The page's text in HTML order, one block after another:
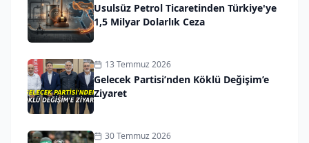
Usulsüz Petrol Ticaretinden Türkiye'ye
1,5 Milyar Dolarlık Ceza
13 Temmuz 2026
Gelecek Partisi’nden Köklü Değişim’e
Ziyaret
30 Temmuz 2026